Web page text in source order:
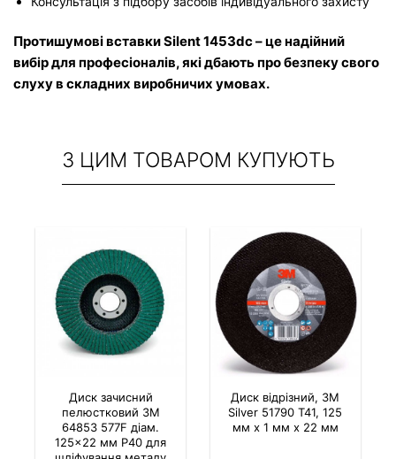
Протишумові вставки Silent 1453dc – це надійний
вибір для професіоналів, які дбають про безпеку свого
слуху в складних виробничих умовах.
З ЦИМ ТОВАРОМ КУПУЮТЬ
Диск зачисний
пелюстковий 3M
64853 577F діам.
125×22 мм P40 для
Диск відрізний, 3M
Silver 51790 T41, 125
мм х 1 мм х 22 мм